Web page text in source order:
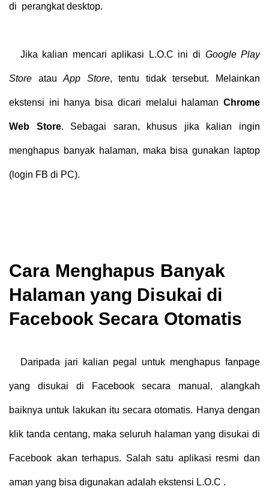
di perangkat desktop.
Jika kalian mencari aplikasi L.O.C ini di Google Play
Store atauApp Store, tentu tidak tersebut. Melainkan
ekstensi ini hanya bisa dicari melalui halaman Chrome
Web Store. Sebagai saran, khusus jika kalian ingin
menghapus banyak halaman, maka bisa gunakan laptop
(login FB di PC).
Cara Menghapus Banyak
Halaman yang Disukai di
Facebook Secara Otomatis
Daripada jari kalian pegal untuk menghapus fanpage
yang disukai di Facebook secara manual, alangkah
baiknya untuk lakukan itu secara otomatis. Hanya dengan
klik tanda centang, maka seluruh halaman yang disukai di
Facebook akan terhapus. Salah satu aplikasi resmi dan
aman yang bisa digunakan adalah ekstensi L.O.C .